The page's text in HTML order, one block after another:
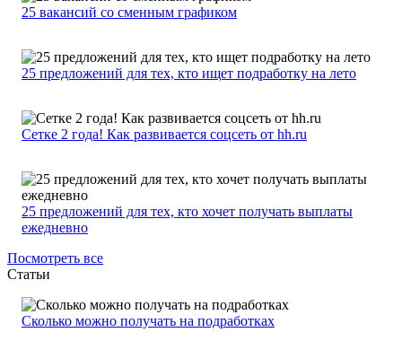
25 вакансий со сменным графиком
25 предложений для тех, кто ищет подработку на лето
Сетке 2 года! Как развивается соцсеть от hh.ru
25 предложений для тех, кто хочет получать выплаты
ежедневно
Посмотреть все
Статьи
Сколько можно получать на подработках